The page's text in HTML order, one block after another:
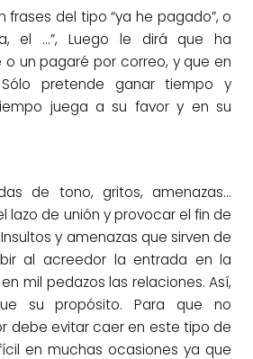
frases del tipo “ya he pagado”, o
el …”, Luego le dirá que ha
un pagaré por correo, y que en
pretende ganar tiempo y
juega a su favor y en su
de tono, gritos, amenazas…
lazo de unión y provocar el fin de
y amenazas que sirven de
al acreedor la entrada en la
mil pedazos las relaciones. Así,
su propósito. Para que no
debe evitar caer en este tipo de
en muchas ocasiones ya que